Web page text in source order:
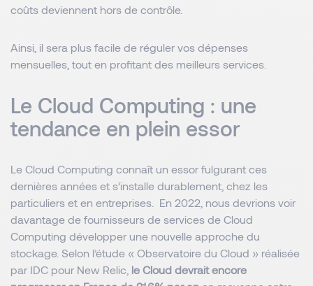
coûts deviennent hors de contrôle.
Ainsi, il sera plus facile de réguler vos dépenses
mensuelles, tout en profitant des meilleurs services.
Le Cloud Computing : une
tendance en plein essor
Le Cloud Computing connaît un essor fulgurant ces
dernières années et s’installe durablement, chez les
particuliers et en entreprises. En 2022, nous devrions voir
davantage de fournisseurs de services de Cloud
Computing développer une nouvelle approche du
stockage. Selon l’étude « Observatoire du Cloud » réalisée
par IDC pour New Relic, le Cloud devrait encore